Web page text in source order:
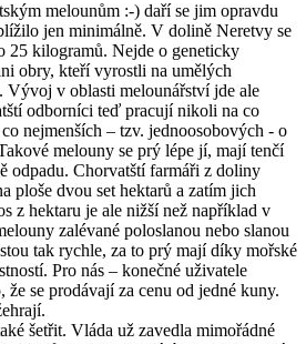
melounům :-) daří se jim opravdu
jen minimálně. V dolině Neretvy se
25 kilogramů. Nejde o geneticky
obry, kteří vyrostli na umělých
Vývoj v oblasti melounářství jde ale
odborníci teď pracují nikoli na co
nejmenších – tzv. jednoosobových - o
melouny se prý lépe jí, mají tenčí
odpadu. Chorvatští farmáři z doliny
ploše dvou set hektarů a zatím jich
z hektaru je ale nižší než například v
zalévané poloslanou nebo slanou
tak rychle, za to prý mají díky mořské
Pro nás – konečné uživatele
se prodávají za cenu od jedné kuny.
šetřit. Vláda už zavedla mimořádné